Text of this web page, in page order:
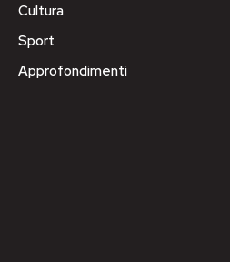
Cultura
Sport
Approfondimenti